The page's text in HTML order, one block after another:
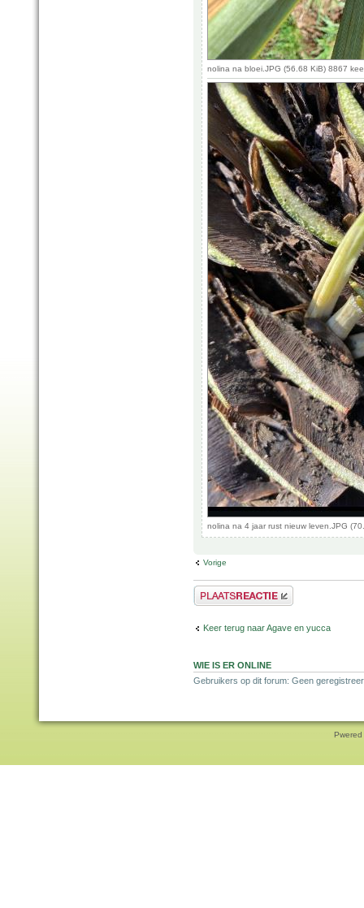
nolina na bloei.JPG (56.68 KiB) 8867
nolina na 4 jaar rust nieuw leven.JPG
Vorige
Plaats een reactie
Keer terug naar Agave en yucca
WIE IS ER ONLINE
Gebruikers op dit forum: Geen